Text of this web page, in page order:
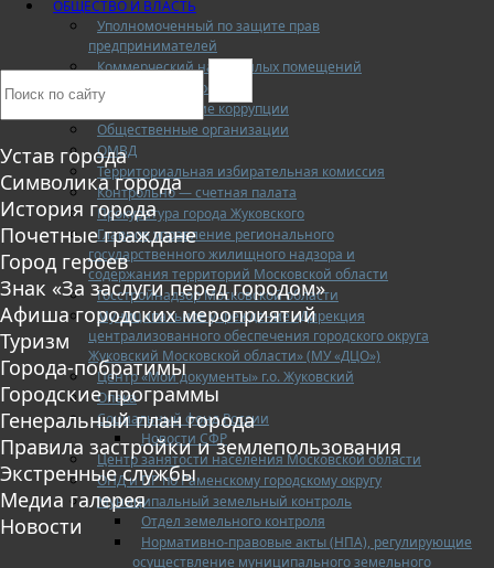
ОБЩЕСТВО И ВЛАСТЬ
Уполномоченный по защите прав
предпринимателей
Коммерческий найм жилых помещений
Конкурентная среда
Противодействие коррупции
Общественные организации
ОМВД
Территориальная избирательная комиссия
Контрольно — счетная палата
Прокуратура города Жуковского
Главное управление регионального
государственного жилищного надзора и
содержания территорий Московской области
Госстройнадзор Московской области
Муниципальное учреждение «Дирекция
централизованного обеспечения городского округа
Жуковский Московской области» (МУ «ДЦО»)
Центр «Мои документы» г.о. Жуковский
Опека
Социальный фонд России
Новости СФР
Центр занятости населения Московской области
ОНД и ПР по Раменскому городскому округу
Муниципальный земельный контроль
Отдел земельного контроля
Нормативно-правовые акты (НПА), регулирующие
осуществление муниципального земельного
Устав города
Символика города
История города
Почетные граждане
Город героев
Знак «За заслуги перед городом»
Афиша городских мероприятий
Туризм
Города-побратимы
Городские программы
Генеральный план города
Правила застройки и землепользования
Экстренные службы
Медиа галерея
Новости